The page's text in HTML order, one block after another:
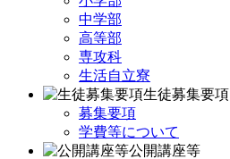
中学部
高等部
専攻科
生活自立寮
生徒募集要項
募集要項
学費等について
公開講座等